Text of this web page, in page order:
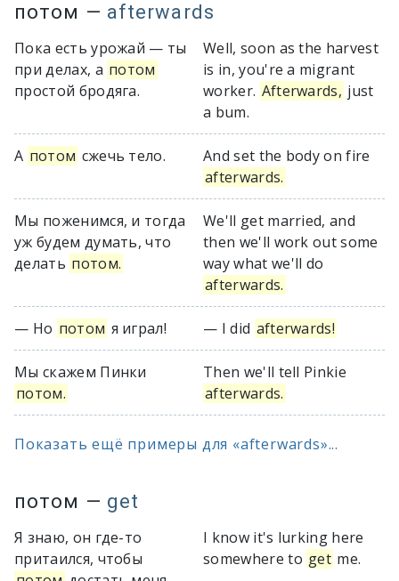
потом — afterwards
Пока есть урожай — ты
при делах, а потом
простой бродяга.
Well, soon as the harvest
is in, you're a migrant
worker. Afterwards, just
a bum.
А потом сжечь тело.
And set the body on fire
afterwards.
Мы поженимся, и тогда
уж будем думать, что
делать потом.
We'll get married, and
then we'll work out some
way what we'll do
afterwards.
— Но потом я играл! — I did afterwards!
Мы скажем Пинки
потом.
Then we'll tell Pinkie
afterwards.
Показать ещё примеры для «afterwards»...
потом — get
Я знаю, он где-то
притаился, чтобы
I know it's lurking here
somewhere to get me.